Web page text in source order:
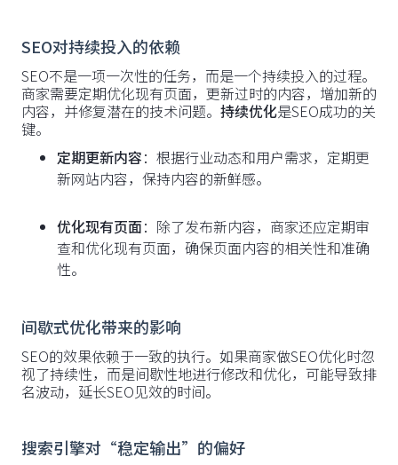
SEO对持续投入的依赖
SEO不是一项一次性的任务，而是一个持续投入的过程。
商家需要定期优化现有页面，更新过时的内容，增加新的
内容，并修复潜在的技术问题。 持续优化是SEO成功的关
键。
定期更新内容：根据行业动态和用户需求，定期更
新网站内容，保持内容的新鲜感。
优化现有页面：除了发布新内容，商家还应定期审
查和优化现有页面，确保页面内容的相关性和准确
性。
间歇式优化带来的影响
SEO的效果依赖于一致的执行。如果商家做SEO优化时忽
视了持续性，而是间歇性地进行修改和优化，可能导致排
名波动，延长SEO见效的时间。
搜索引擎对“稳定输出”的偏好